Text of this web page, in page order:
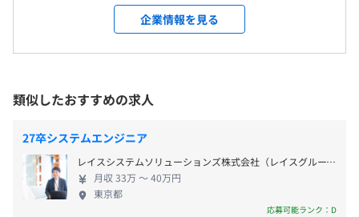
メンバーそれぞれが多種多様な開発案件や保守作業を複数
度の高い情報共有ができる仕組みづくりをおこなっていま
たとえ1名で担当している案件であっても、対応内容や作
業状況については必ず他メンバーと共有して進めます。
このような体制を維持するため、メンバー間の垣根をつく
らないよう、上下関係ではなく横のつながりを重視するチ
対策内容：敷地内禁煙（喫煙場所あり）
東京メトロ日比谷線・都営大江戸線「六本木駅」直結
東京メトロ千代田線「乃木坂駅」3番出口徒歩5分
【年間休日120日以上】
・土曜日、日曜日、国民の祝日（完全週休二日制）
・夏季休暇（8月11日～15日）
・有給休暇
・交通費支給
・住宅手当（会社指定エリア限定）
教育訓練制度：業務上必要な講座の受講や資格取得につい
て会社補助が受けられます。
資格取得支援制度：業務知識などの底上げを目指し、特定
当を支給します。
メンター制度の有無
あり
キャリアコンサルティング制度の有無及びその内容
年に1~2回程度の人事面談を実施
幅広く総合的な支援 わたしたちは、伴走型ネットシ
ョップ構築システム「Ｅストアーショップサーブ」
ョップ制作・集客・決済・販促・サポートなど、ネ
ットショップ運営に必要な機能・サービスがすべて
標準装備されたオールインワンシステムです。自社開
発のシステム提供のみならず、コンサルティングも
強化し、店舗様の売上創出に貢献。流通総額1兆円・
累計約5万社のお客様から支持を集め、現在も成長中
企業情報を見る
類似したおすすめの求人
27卒システムエンジニア
レイスシステムソリューションズ株式会社（レイスグループ）
月収 33万 〜 40万円
東京都
応募可能ランク：D